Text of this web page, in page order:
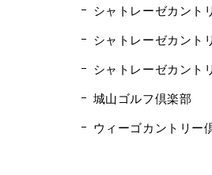
シャトレーゼカント
シャトレーゼカント
シャトレーゼカント
城山ゴルフ倶楽部
ウィーゴカントリー